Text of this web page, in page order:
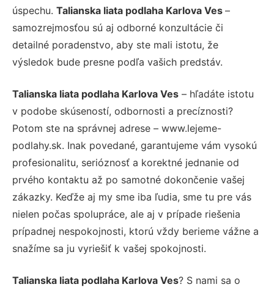
úspechu. Talianska liata podlaha Karlova Ves –
samozrejmosťou sú aj odborné konzultácie či
detailné poradenstvo, aby ste mali istotu, že
výsledok bude presne podľa vašich predstáv.
Talianska liata podlaha Karlova Ves – hľadáte istotu
v podobe skúseností, odbornosti a precíznosti?
Potom ste na správnej adrese – www.lejeme-
podlahy.sk. Inak povedané, garantujeme vám vysokú
profesionalitu, serióznosť a korektné jednanie od
prvého kontaktu až po samotné dokončenie vašej
zákazky. Keďže aj my sme iba ľudia, sme tu pre vás
nielen počas spolupráce, ale aj v prípade riešenia
prípadnej nespokojnosti, ktorú vždy berieme vážne a
snažíme sa ju vyriešiť k vašej spokojnosti.
Talianska liata podlaha Karlova Ves? S nami sa o